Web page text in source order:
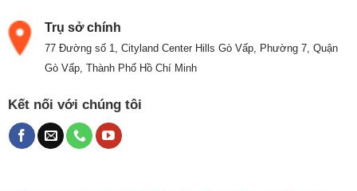
Trụ sở chính
77 Đường số 1, Cityland Center Hills Gò Vấp, Phường 7, Quận
Gò Vấp, Thành Phố Hồ Chí Minh
Kết nối với chúng tôi